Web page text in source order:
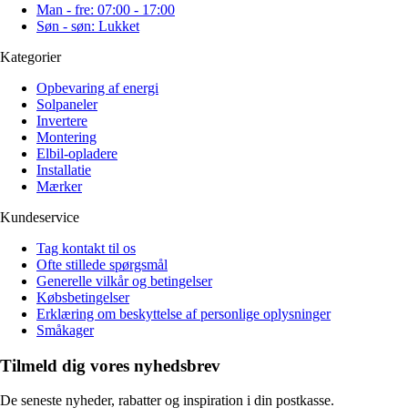
Man - fre: 07:00 - 17:00
Søn - søn: Lukket
Kategorier
Opbevaring af energi
Solpaneler
Invertere
Montering
Elbil-opladere
Installatie
Mærker
Kundeservice
Tag kontakt til os
Ofte stillede spørgsmål
Generelle vilkår og betingelser
Købsbetingelser
Erklæring om beskyttelse af personlige oplysninger
Småkager
Tilmeld dig vores nyhedsbrev
De seneste nyheder, rabatter og inspiration i din postkasse.